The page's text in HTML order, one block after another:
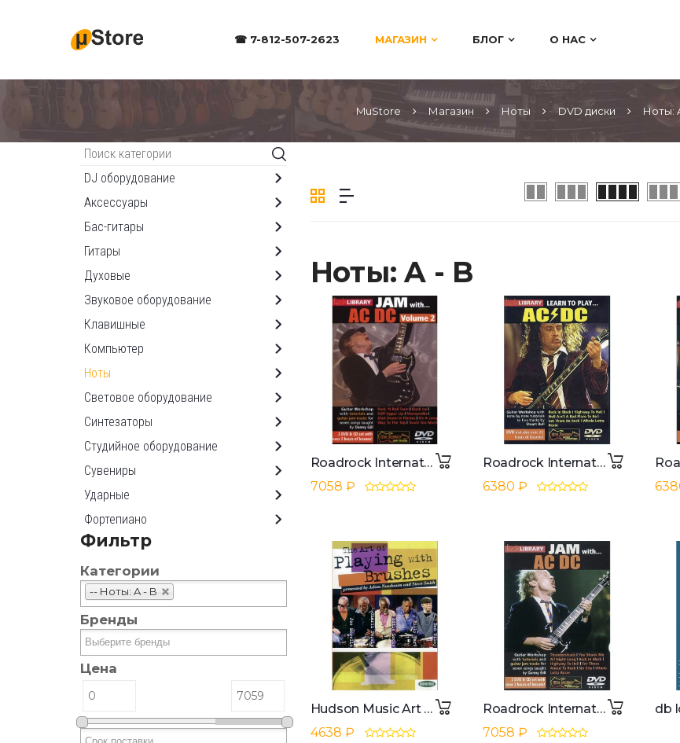
☎ 7-812-507-2623 МАГАЗИН БЛОГ О НАС
MuStore Магазин Ноты DVD диски Ноты:
Каталог
DJ оборудование
Аксессуары
Бас-гитары
Гитары
Духовые
Звуковое оборудование
Клавишные
Компьютер
Ноты
Световое оборудование
Синтезаторы
Студийное оборудование
Сувениры
Ударные
Фортепиано
Фильтр
Категории
-- Ноты: A - B
Бренды
Цена
Ноты: A - B
Roadrock International Lick Library: Jam With AC/DC 2 DVD, CD
7058 ₽
Roadrock International Lick library - AC/DC Learn to play (Guitar), DVD
6380 ₽
Hudson Music Art Of Playing With Brushes CD and 2 DVDs
4638 ₽
Roadrock International Lick Library: Jam With AC/DC DVD, CD
7058 ₽